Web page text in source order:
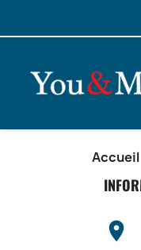
Accueil
